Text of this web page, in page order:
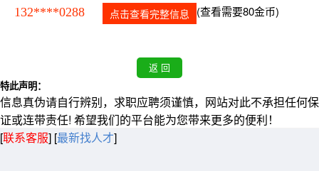
132****0288 点击查看完整信息 (查看需要80金币)
特此声明：
信息真伪请自行辨别，求职应聘须谨慎，网站对此不承担任何保
证或连带责任! 希望我们的平台能为您带来更多的便利！
[联系客服] [最新找人才]